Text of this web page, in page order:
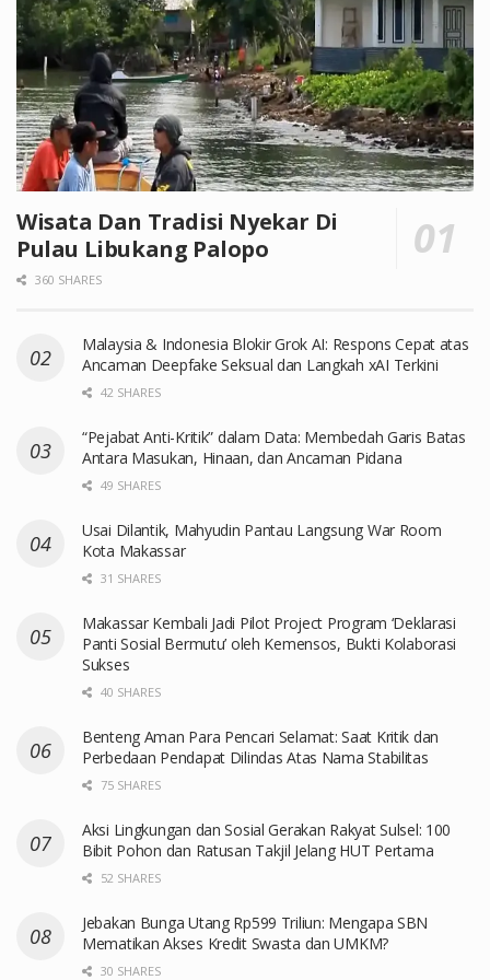
Wisata Dan Tradisi Nyekar Di
Pulau Libukang Palopo
360 SHARES
Malaysia & Indonesia Blokir Grok AI: Respons Cepat atas
Ancaman Deepfake Seksual dan Langkah xAI Terkini
42 SHARES
“Pejabat Anti-Kritik” dalam Data: Membedah Garis Batas
Antara Masukan, Hinaan, dan Ancaman Pidana
49 SHARES
Usai Dilantik, Mahyudin Pantau Langsung War Room
Kota Makassar
31 SHARES
Makassar Kembali Jadi Pilot Project Program ‘Deklarasi
Panti Sosial Bermutu’ oleh Kemensos, Bukti Kolaborasi
Sukses
40 SHARES
Benteng Aman Para Pencari Selamat: Saat Kritik dan
Perbedaan Pendapat Dilindas Atas Nama Stabilitas
75 SHARES
Aksi Lingkungan dan Sosial Gerakan Rakyat Sulsel: 100
Bibit Pohon dan Ratusan Takjil Jelang HUT Pertama
52 SHARES
Jebakan Bunga Utang Rp599 Triliun: Mengapa SBN
Mematikan Akses Kredit Swasta dan UMKM?
30 SHARES